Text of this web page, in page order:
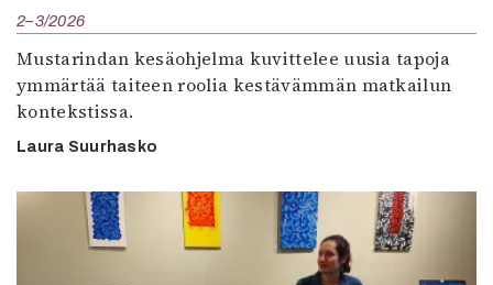
2–3/2026
Mustarindan kesäohjelma kuvittelee uusia tapoja
ymmärtää taiteen roolia kestävämmän matkailun
kontekstissa.
Laura Suurhasko